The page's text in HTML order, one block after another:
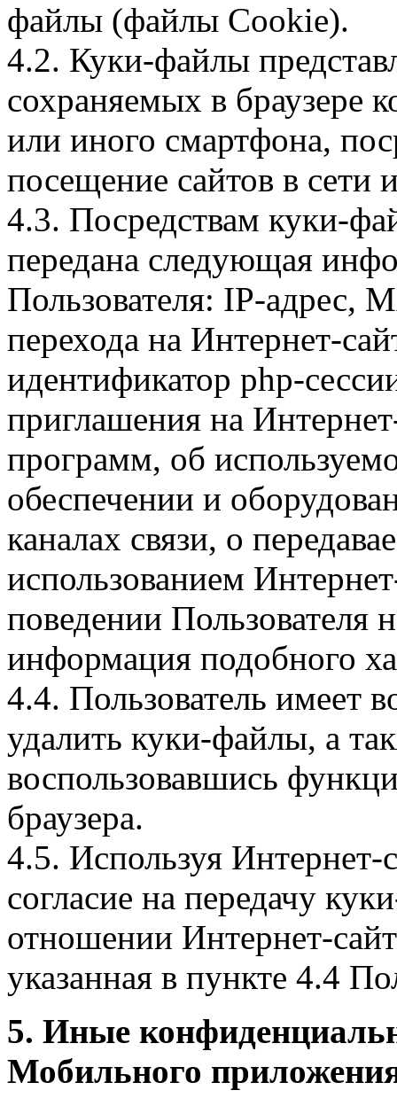
файлы (файлы Cookie).
4.2. Куки-файлы
сохраняемых в браузере
или иного смартфона,
посещение сайтов в сети
4.3. Посредствам куки-
передана следующая
Пользователя: IP-адрес,
перехода на Интернет-
идентификатор php-
приглашения на
программ, об
обеспечении и
каналах связи, о
использованием
поведении Пользователя
информация подобного
4.4. Пользователь имеет
удалить куки-файлы, а
воспользовавшись
браузера.
4.5. Используя Интернет-
согласие на передачу
отношении Интернет-
указанная в пункте 4.4
5. Иные
Мобильного